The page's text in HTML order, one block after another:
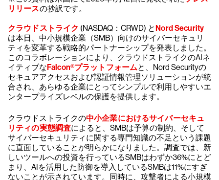
リリースの抄訳です。
クラウドストライク (NASDAQ：CRWD) とNord Security
は本日、中小規模企業（SMB）向けのサイバーセキュリ
ティを変革する戦略的パートナーシップを発表しました。
このコラボレーションにより、クラウドストライクのAIネ
イティブなFalcon®プラットフォームと、Nord Securityの
セキュアアクセスおよび認証情報管理ソリューションが統
合され、あらゆる企業にとってシンプルで利用しやすいエ
ンタープライズレベルの保護を提供します。
クラウドストライクの中小企業におけるサイバーセキュ
リティの実態調査によると、SMBは予算の制約、そして
サイバーセキュリティに関する専門知識の不足という課題
に直面していることが明らかになりました。調査では、新
しいツールへの投資を行っているSMBはわずか36%にとど
まり、AIを活用した防御を導入しているSMBは11%にすぎ
ないことが示されています。同時に、攻撃者による小規模